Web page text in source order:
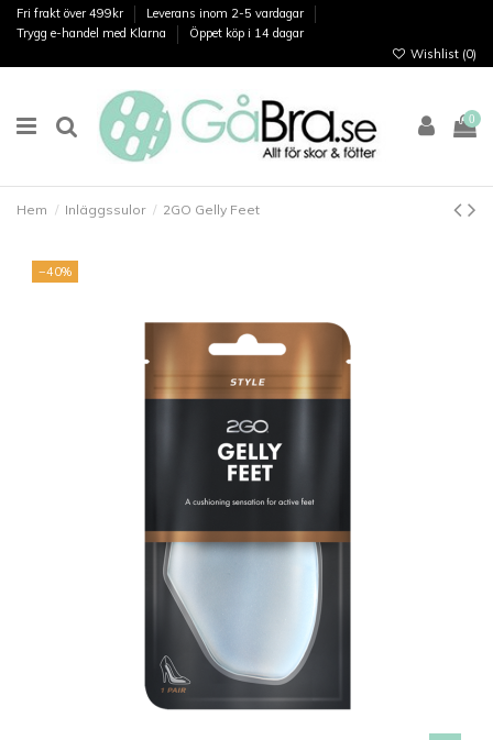
Fri frakt över 499kr
Leverans inom 2-5 vardagar
Trygg e-handel med Klarna
Öppet köp i 14 dagar
Wishlist (0)
0
Hem Inläggssulor 2GO Gelly Feet
−40%